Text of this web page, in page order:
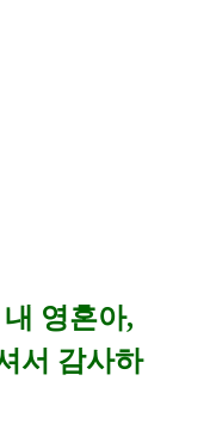
영혼아,
서 감사하